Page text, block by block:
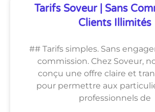
Tarifs Soveur | Sans
Clients Illimités
## Tarifs simples. Sans
commission. Chez Soveur,
conçu une offre claire et
pour permettre aux
professionnels de